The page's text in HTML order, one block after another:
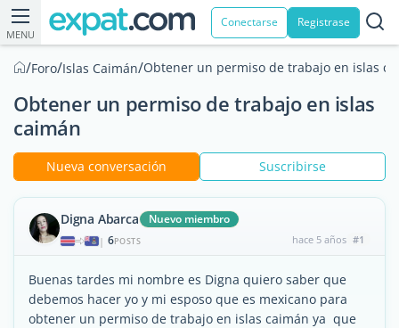
MENU
Conectarse Registrase
/Foro/Islas Caimán/Obtener un permiso de trabajo en islas
Obtener un permiso de trabajo en islas
caimán
Nueva conversación Suscribirse
Digna Abarca Nuevo miembro
| 6POSTS hace 5 años #1
Buenas tardes mi nombre es Digna quiero saber que
debemos hacer yo y mi esposo que es mexicano para
obtener un permiso de trabajo en islas caimán ya que